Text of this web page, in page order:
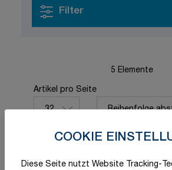
COOKIE
Diese Seite nutzt Website Tracking-
Filter
5 Elemente
Artikel pro Seite
pro Seite